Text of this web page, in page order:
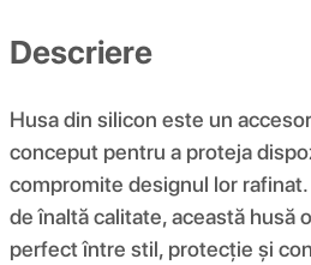
Descriere
Husa din silicon este un
conceput pentru a proteja
compromite designul lor
de înaltă calitate, această husă
perfect între stil, protecție și